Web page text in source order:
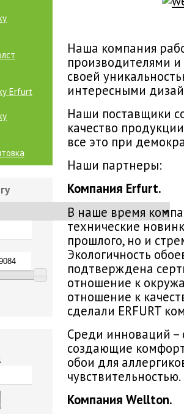
Erfurt
Наша компания
производителями
своей
интересными
Наши поставщики
качество
все это при
Наши партнеры:
Компания Erfurt.
В наше время
технические
прошлого, но и
Экологичность
подтверждена
отношение к
отношение к
сделали ERFURT
Среди инноваций –
создающие
обои для
чувствительностью.
Компания Wellton.